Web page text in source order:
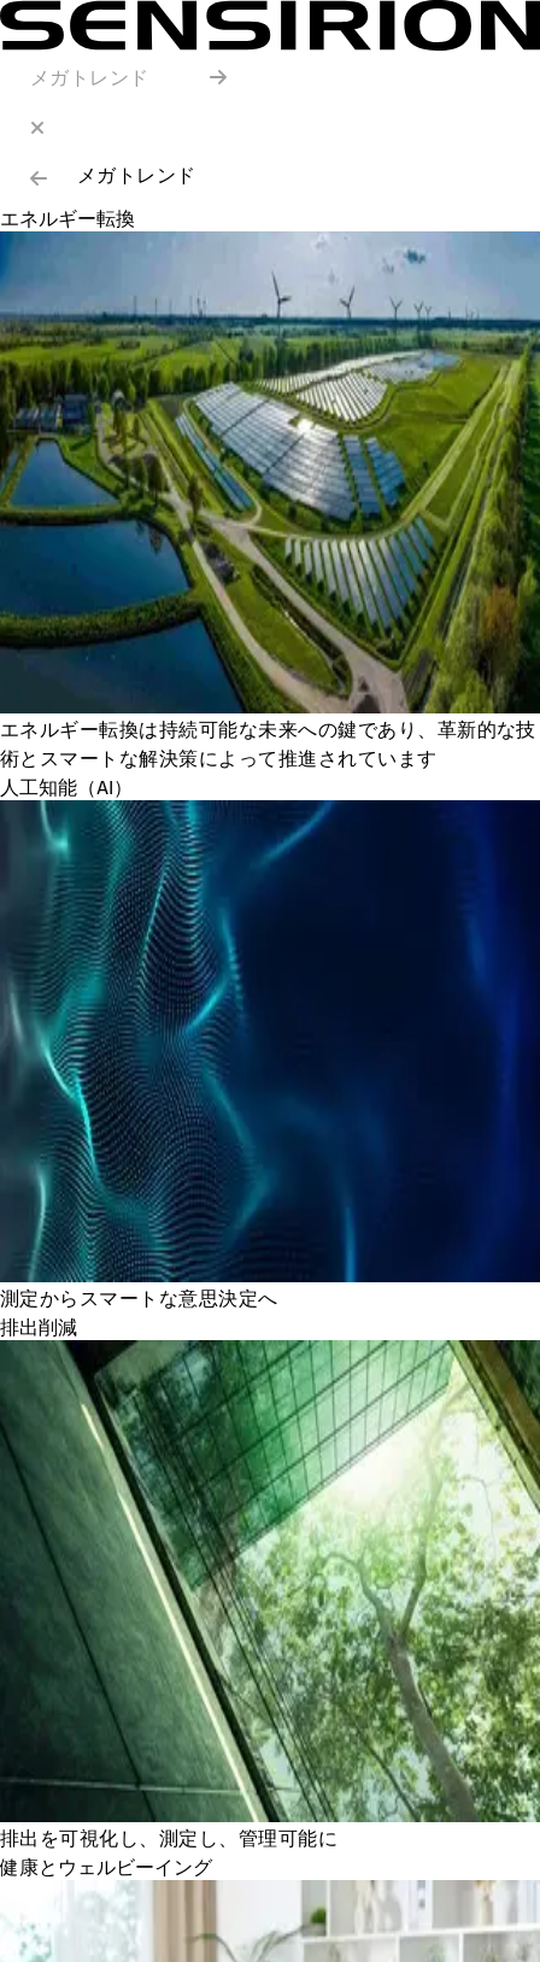
メガトレンド
メガトレンド
エネルギー転換
エネルギー転換は持続可能な未来への鍵であり、革新的な技
術とスマートな解決策によって推進されています
人工知能（AI）
測定からスマートな意思決定へ
排出削減
排出を可視化し、測定し、管理可能に
健康とウェルビーイング